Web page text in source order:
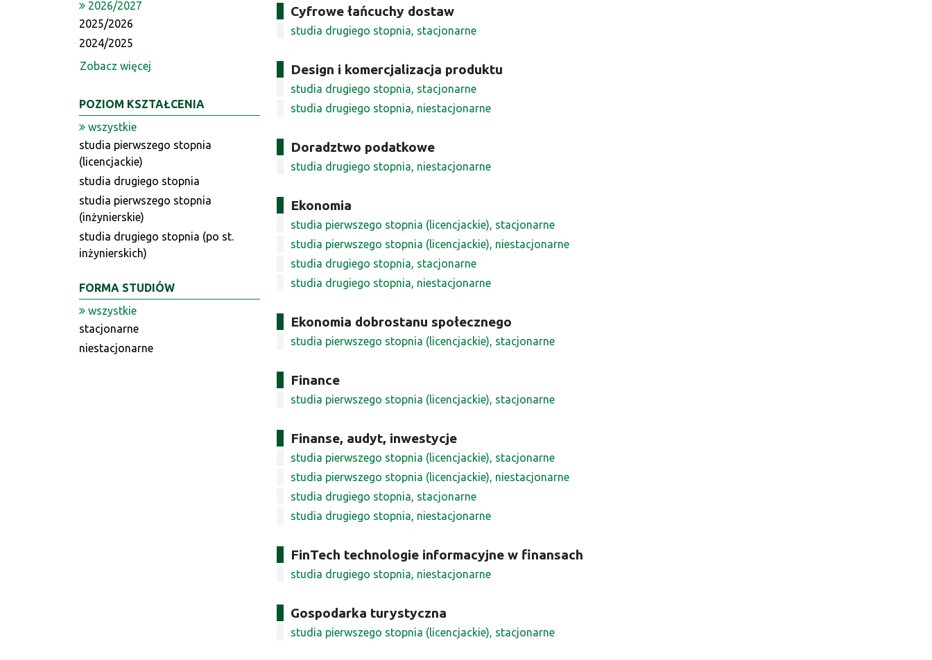
2026/2027
2025/2026
2024/2025
Zobacz więcej
POZIOM KSZTAŁCENIA
wszystkie
studia pierwszego stopnia
(licencjackie)
studia drugiego stopnia
studia pierwszego stopnia
(inżynierskie)
studia drugiego stopnia (po st.
inżynierskich)
FORMA STUDIÓW
wszystkie
stacjonarne
niestacjonarne
Cyfrowe łańcuchy dostaw
studia drugiego stopnia, stacjonarne
Design i komercjalizacja produktu
studia drugiego stopnia, stacjonarne
studia drugiego stopnia, niestacjonarne
Doradztwo podatkowe
studia drugiego stopnia, niestacjonarne
Ekonomia
studia pierwszego stopnia (licencjackie), stacjonarne
studia pierwszego stopnia (licencjackie), niestacjonarne
studia drugiego stopnia, stacjonarne
studia drugiego stopnia, niestacjonarne
Ekonomia dobrostanu społecznego
studia pierwszego stopnia (licencjackie), stacjonarne
Finance
studia pierwszego stopnia (licencjackie), stacjonarne
Finanse, audyt, inwestycje
studia pierwszego stopnia (licencjackie), stacjonarne
studia pierwszego stopnia (licencjackie), niestacjonarne
studia drugiego stopnia, stacjonarne
studia drugiego stopnia, niestacjonarne
FinTech technologie informacyjne w finansach
studia drugiego stopnia, niestacjonarne
Gospodarka turystyczna
studia pierwszego stopnia (licencjackie), stacjonarne